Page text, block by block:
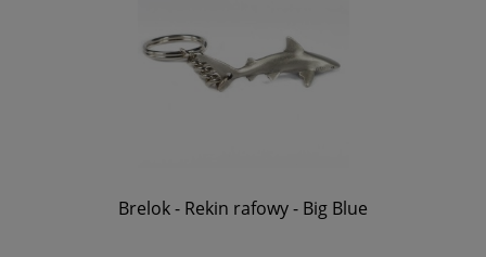
Brelok - Rekin rafowy - Big Blue